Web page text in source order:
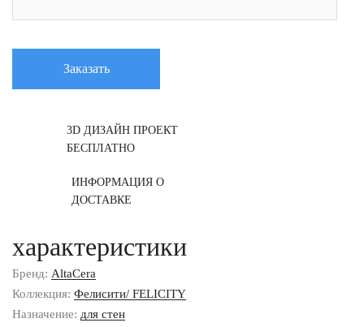
Заказать
3D ДИЗАЙН ПРОЕКТ
БЕСПЛАТНО
ИНФОРМАЦИЯ О
ДОСТАВКЕ
характеристики
Бренд: AltaCera
Коллекция: Фелисити/ FELICITY
Назначение: для стен